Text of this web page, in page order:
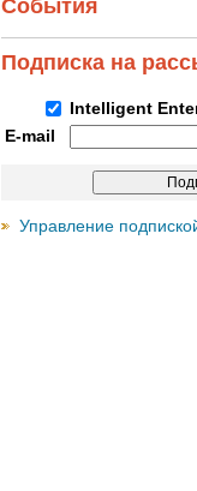
События
Подписка на
Intelligent
E-mail
Управление